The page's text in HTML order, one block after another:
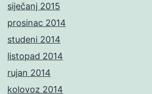
siječanj 2015
prosinac 2014
studeni 2014
listopad 2014
rujan 2014
kolovoz 2014